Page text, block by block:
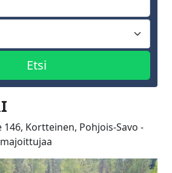
Kortteinen, Pohjois-Savo -